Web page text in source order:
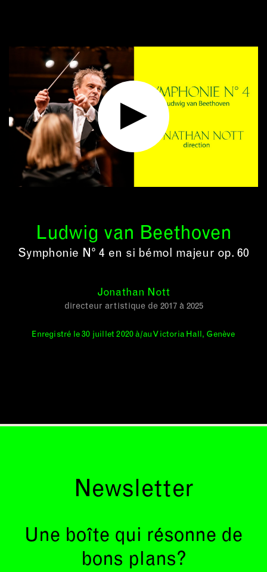
Ludwig van Beethoven
Symphonie N° 4 en si bémol majeur op. 60
Jonathan Nott
directeur artistique de 2017 à 2025
Enregistré le 30 juillet 2020 à/au Victoria Hall, Genève
Newsletter
Une boîte qui résonne de
bons plans?